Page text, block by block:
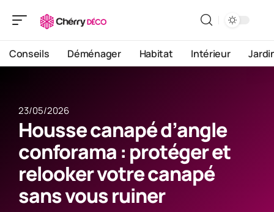
Conseils Déménager Habitat Intérieur
23/05/2026
Housse canapé d’angle
conforama : protéger et
relooker votre canapé
sans vous ruiner